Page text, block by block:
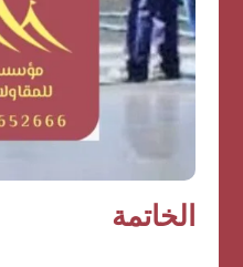
الخاتمة